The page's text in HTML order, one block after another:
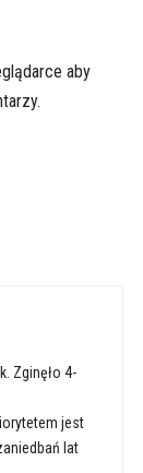
aby
Zginęło 4-
jest
lat